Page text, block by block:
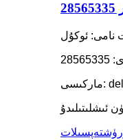
نامى: ئوكۇل
تەپسىلات